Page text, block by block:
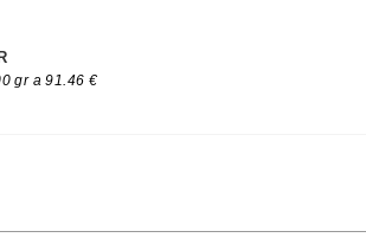
gr a 91.46 €